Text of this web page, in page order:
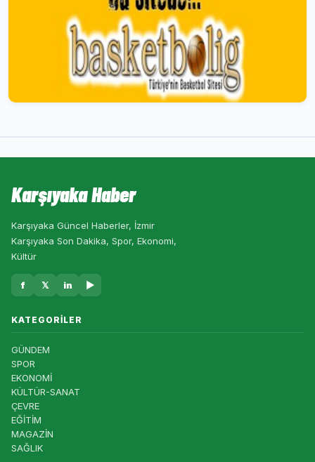
Karşıyaka Haber
Karşıyaka Güncel Haberler, İzmir
Karşıyaka Son Dakika, Spor, Ekonomi,
Kültür
f 𝕏 in ▶
KATEGORILER
GÜNDEM
SPOR
EKONOMİ
KÜLTÜR-SANAT
ÇEVRE
EĞİTİM
MAGAZİN
SAĞLIK